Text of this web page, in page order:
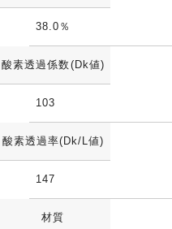
38.0％
酸素透過係数(Dk値)
103
酸素透過率(Dk/L値)
147
材質